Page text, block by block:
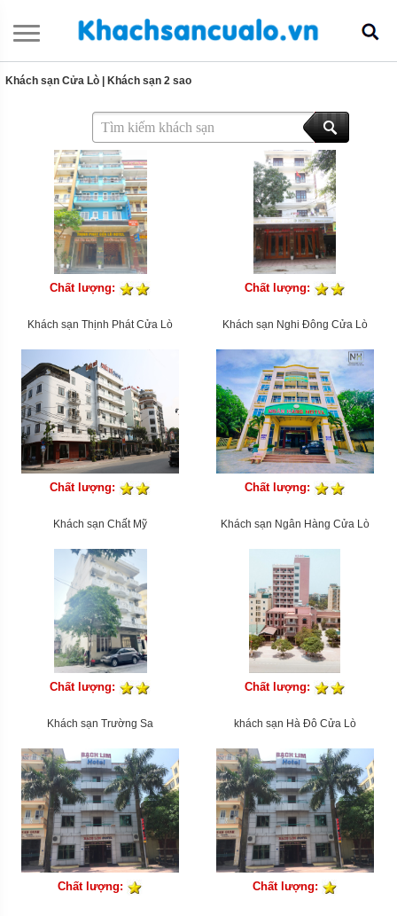
Khách sạn Cửa Lò| Khách sạn 2 sao
Chất lượng:
Khách sạn Thịnh Phát Cửa Lò
Chất lượng:
Khách sạn Nghi Đông Cửa Lò
Chất lượng:
Khách sạn Chất Mỹ
Chất lượng:
Khách sạn Ngân Hàng Cửa Lò
Chất lượng:
Khách sạn Trường Sa
Chất lượng:
khách sạn Hà Đô Cửa Lò
Chất lượng: Chất lượng: